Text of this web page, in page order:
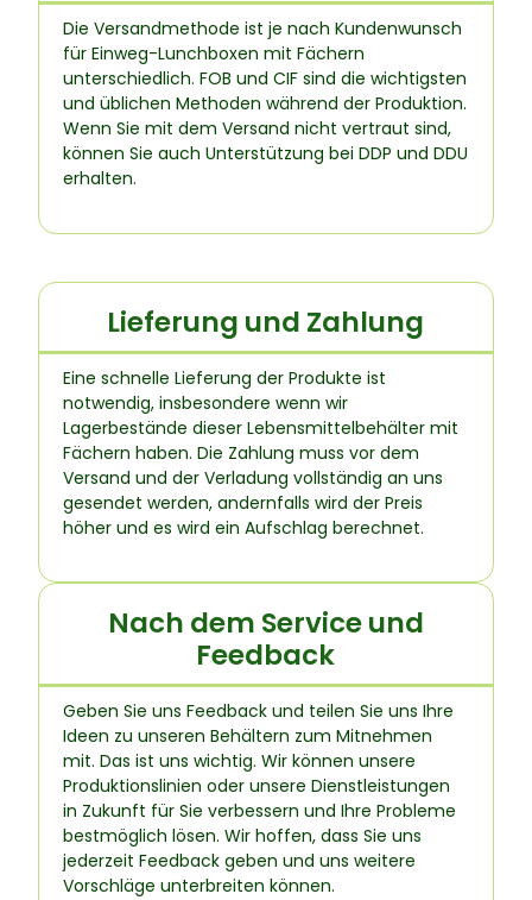
Die Versandmethode ist je nach Kundenwunsch
für Einweg-Lunchboxen mit Fächern
unterschiedlich. FOB und CIF sind die wichtigsten
und üblichen Methoden während der Produktion.
Wenn Sie mit dem Versand nicht vertraut sind,
können Sie auch Unterstützung bei DDP und DDU
erhalten.
Lieferung und Zahlung
Eine schnelle Lieferung der Produkte ist
notwendig, insbesondere wenn wir
Lagerbestände dieser Lebensmittelbehälter mit
Fächern haben. Die Zahlung muss vor dem
Versand und der Verladung vollständig an uns
gesendet werden, andernfalls wird der Preis
höher und es wird ein Aufschlag berechnet.
Nach dem Service und
Feedback
Geben Sie uns Feedback und teilen Sie uns Ihre
Ideen zu unseren Behältern zum Mitnehmen
mit. Das ist uns wichtig. Wir können unsere
Produktionslinien oder unsere Dienstleistungen
in Zukunft für Sie verbessern und Ihre Probleme
bestmöglich lösen. Wir hoffen, dass Sie uns
jederzeit Feedback geben und uns weitere
Vorschläge unterbreiten können.